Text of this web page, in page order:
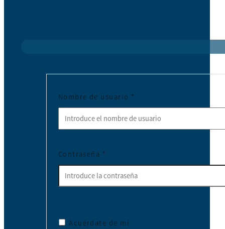
Nombre de usuario *
Contraseña *
Acuérdate de mí